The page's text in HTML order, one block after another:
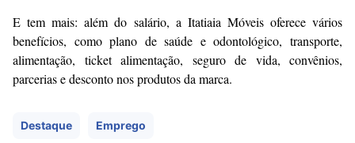
E tem mais: além do salário, a Itatiaia Móveis oferece vários
benefícios, como plano de saúde e odontológico, transporte,
alimentação, ticket alimentação, seguro de vida, convênios,
parcerias e desconto nos produtos da marca.
Destaque Emprego